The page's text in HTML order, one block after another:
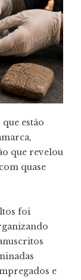
que estão
que revelou
quase
foi
e